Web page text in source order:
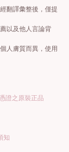
翻譯彙整後，僅提
以及他人言論背
人膚質而異，使用
證之原裝正品
知
立即購買